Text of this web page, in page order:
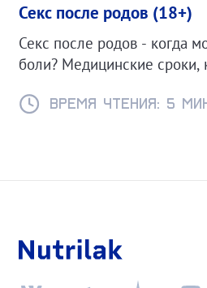
Секс после родов (18+)
Секс после родов - когда
боли? Медицинские сроки,
интимной жизни.
Время чтения: 5